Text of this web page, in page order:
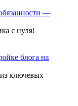
—
с нуля!
блога на
ключевых